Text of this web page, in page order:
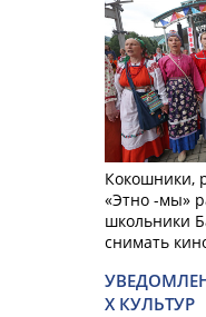
Кокошники,
«Этно -мы»
школьники
снимать
Х КУЛЬТУР